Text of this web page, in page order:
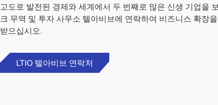
고도로 발전된 경제와 세계에서 두 번째로 많은 신생 기업을
크 무역 및 투자 사무소 텔아비브에 연락하여 비즈니스 확장
받으십시오.
LTIO 텔아비브 연락처